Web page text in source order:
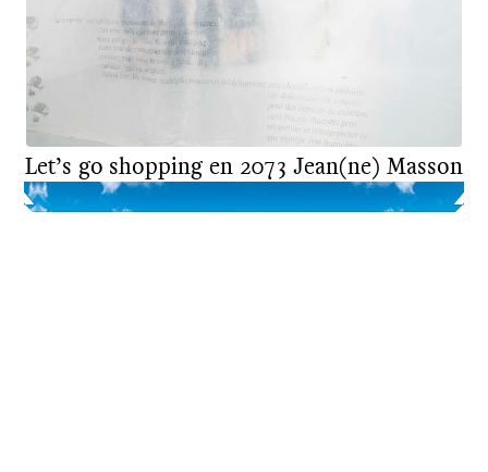
Let’s go shopping en 2073 Jean(ne) Masson
DNSEP COMMUNICATION VISUELLE 2025